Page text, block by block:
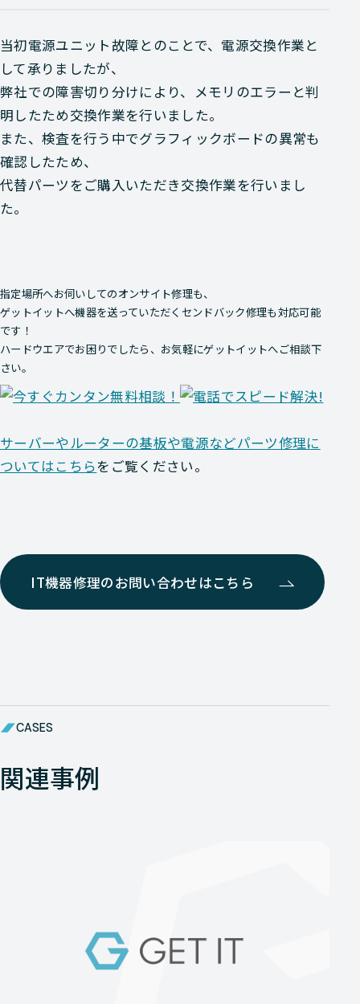
当初電源ユニット故障とのことで、電源交換作業と
して承りましたが、
弊社での障害切り分けにより、メモリのエラーと判
明したため交換作業を行いました。
また、検査を行う中でグラフィックボードの異常も
確認したため、
代替パーツをご購入いただき交換作業を行いまし
た。
指定場所へお伺いしてのオンサイト修理も、
ゲットイットへ機器を送っていただくセンドバック修理も対応可能
です！
ハードウエアでお困りでしたら、お気軽にゲットイットへご相談下
さい。
サーバーやルーターの基板や電源などパーツ修理に
ついてはこちらをご覧ください。
IT機器修理のお問い合わせはこちら
CASES
関連事例